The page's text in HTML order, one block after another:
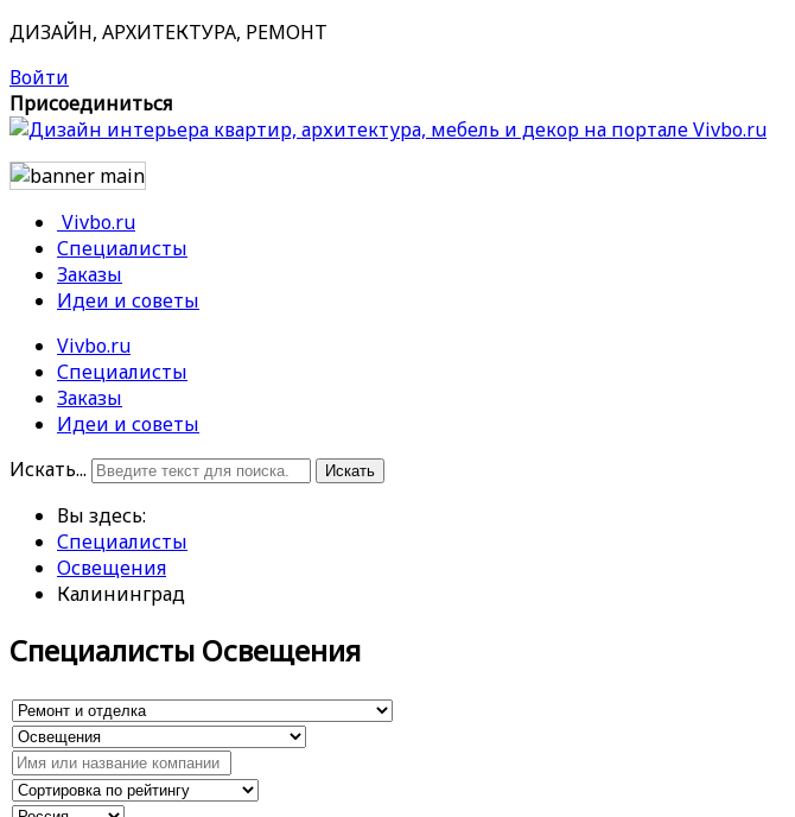
ДИЗАЙН, АРХИТЕКТУРА, РЕМОНТ
Войти
Присоединиться
Vivbo.ru
Специалисты
Заказы
Идеи и советы
Vivbo.ru
Специалисты
Заказы
Идеи и советы
Искать...
Искать
Вы здесь:
Специалисты
Освещения
Калининград
Специалисты Освещения